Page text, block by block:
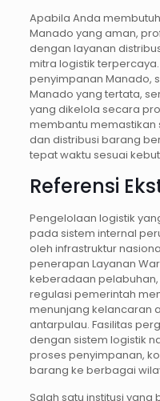
Apabila Anda
Manado yang aman,
dengan layanan
mitra logistik
penyimpanan Manado,
Manado yang tertata,
yang dikelola secara
membantu
dan distribusi barang
tepat waktu sesuai
Referensi
Pengelolaan logistik
pada sistem internal
oleh infrastruktur
penerapan Layanan
keberadaan
regulasi pemerintah
menunjang kelancaran
antarpulau. Fasilitas
dengan sistem logistik
proses penyimpanan,
barang ke berbagai
Salah satu institusi